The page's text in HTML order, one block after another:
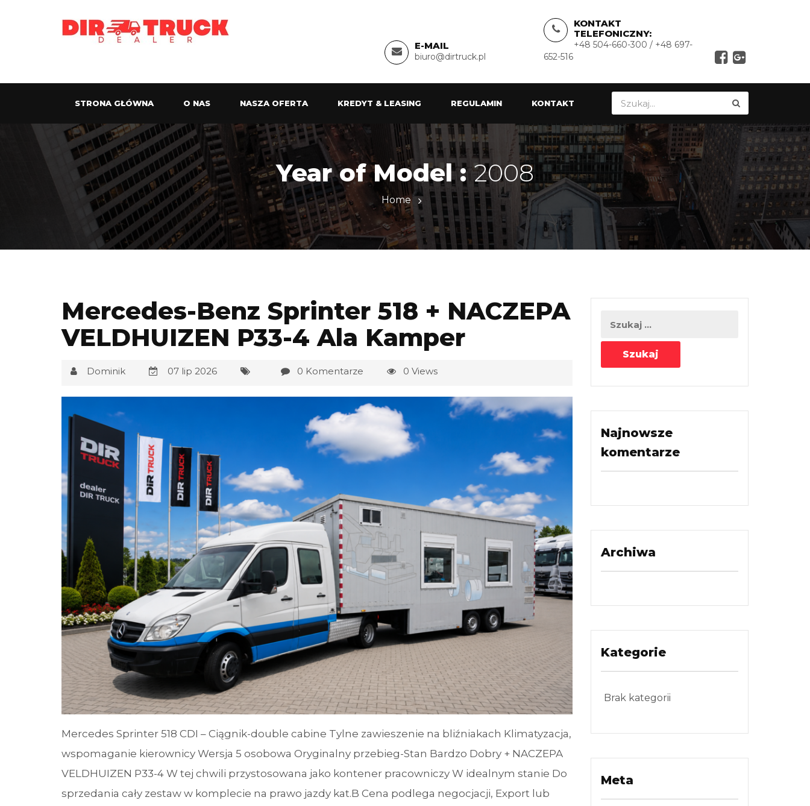
E-MAIL
biuro@dirtruck.pl
KONTAKT
TELEFONICZNY:
+48 504-660-300 / +48 697-
652-516
STRONA GŁÓWNA O NAS NASZA OFERTA KREDYT & LEASING REGULAMIN KONTAKT
Year of Model :2008
Home
Mercedes-Benz Sprinter 518 + NACZEPA
VELDHUIZEN P33-4 Ala Kamper
Dominik 07 lip 2026 0 Komentarze 0 Views
Mercedes Sprinter 518 CDI – Ciągnik-double cabine Tylne zawieszenie na bliźniakach Klimatyzacja,
wspomaganie kierownicy Wersja 5 osobowa Oryginalny przebieg-Stan Bardzo Dobry + NACZEPA
VELDHUIZEN P33-4 W tej chwili przystosowana jako kontener pracowniczy W idealnym stanie Do
sprzedania cały zestaw w komplecie na prawo jazdy kat.B Cena podlega negocjacji, Export lub
Najnowsze
komentarze
Archiwa
Kategorie
Brak kategorii
Meta